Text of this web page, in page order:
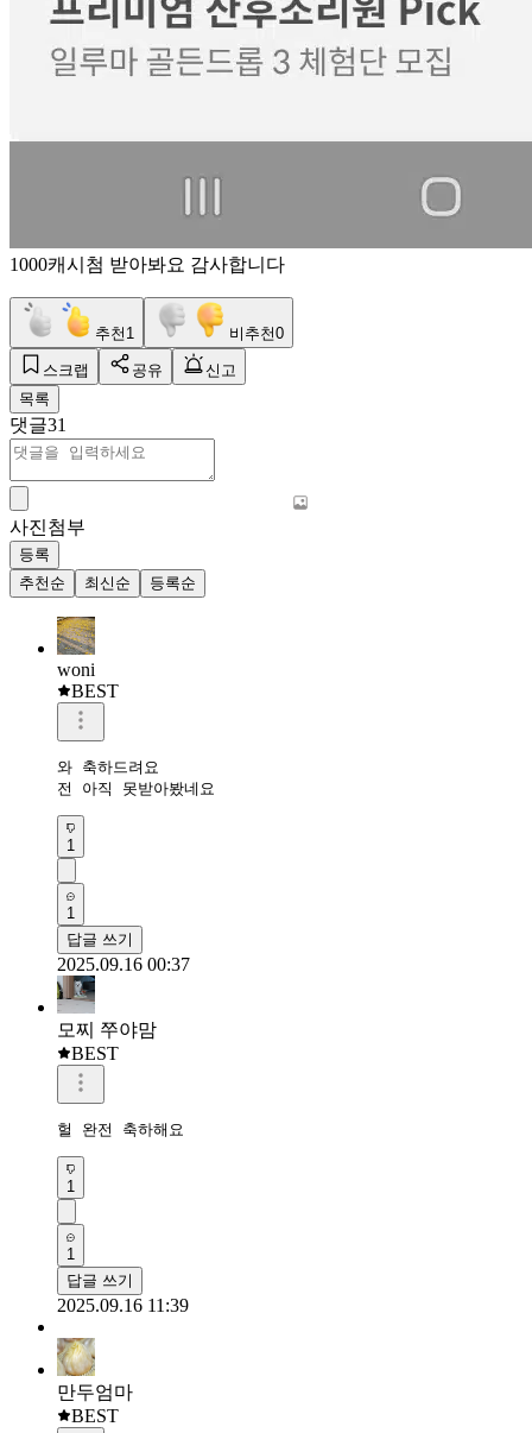
1000캐시첨 받아봐요 감사합니다
추천 1 비추천0
스크랩 공유
신고
목록
댓글31
사진첨부
등록
추천순
최신순 등록순
woni
BEST
와 축하드려요
전 아직 못받아봤네요
1
1
답글 쓰기
2025.09.16 00:37
모찌 쭈야맘
BEST
헐 완전 축하해요
1
1
답글 쓰기
2025.09.16 11:39
만두엄마
BEST